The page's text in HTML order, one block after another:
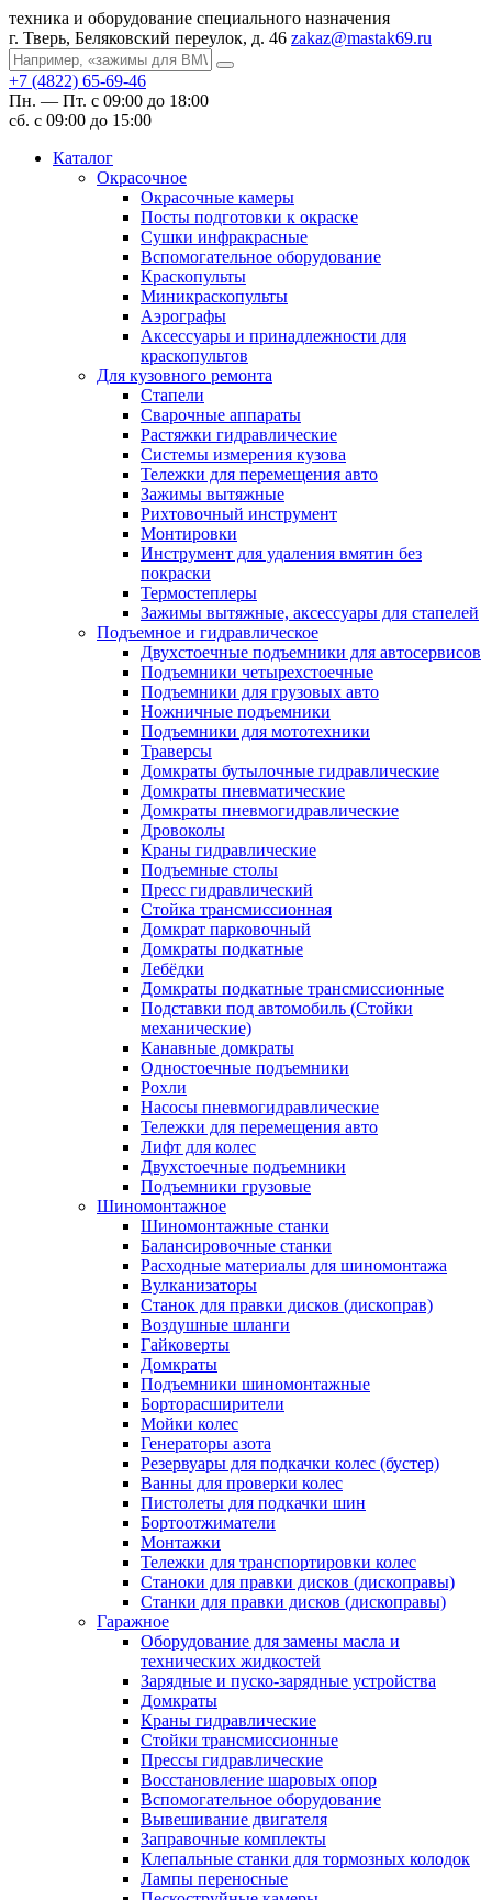
техника и оборудование специального назначения
г. Тверь, Беляковский переулок, д. 46 zakaz@mastak69.ru
+7 (4822) 65-69-46
Пн. — Пт. с 09:00 до 18:00
сб. с 09:00 до 15:00
Каталог
Окрасочное
Окрасочные камеры
Посты подготовки к окраске
Сушки инфракрасные
Вспомогательное оборудование
Краскопульты
Миникраскопульты
Аэрографы
Аксессуары и принадлежности для
краскопультов
Для кузовного ремонта
Стапели
Сварочные аппараты
Растяжки гидравлические
Системы измерения кузова
Тележки для перемещения авто
Зажимы вытяжные
Рихтовочный инструмент
Монтировки
Инструмент для удаления вмятин без
покраски
Термостеплеры
Зажимы вытяжные, аксессуары для стапелей
Подъемное и гидравлическое
Двухстоечные подъемники для автосервисов
Подъемники четырехстоечные
Подъемники для грузовых авто
Ножничные подъемники
Подъемники для мототехники
Траверсы
Домкраты бутылочные гидравлические
Домкраты пневматические
Домкраты пневмогидравлические
Дровоколы
Краны гидравлические
Подъемные столы
Пресс гидравлический
Стойка трансмиссионная
Домкрат парковочный
Домкраты подкатные
Лебёдки
Домкраты подкатные трансмиссионные
Подставки под автомобиль (Стойки
механические)
Канавные домкраты
Одностоечные подъемники
Рохли
Насосы пневмогидравлические
Тележки для перемещения авто
Лифт для колес
Двухстоечные подъемники
Подъемники грузовые
Шиномонтажное
Шиномонтажные станки
Балансировочные станки
Расходные материалы для шиномонтажа
Вулканизаторы
Станок для правки дисков (дископрав)
Воздушные шланги
Гайковерты
Домкраты
Подъемники шиномонтажные
Борторасширители
Мойки колес
Генераторы азота
Резервуары для подкачки колес (бустер)
Ванны для проверки колес
Пистолеты для подкачки шин
Бортоотжиматели
Монтажки
Тележки для транспортировки колес
Станоки для правки дисков (дископравы)
Станки для правки дисков (дископравы)
Гаражное
Оборудование для замены масла и
технических жидкостей
Зарядные и пуско-зарядные устройства
Домкраты
Краны гидравлические
Стойки трансмиссионные
Прессы гидравлические
Восстановление шаровых опор
Вспомогательное оборудование
Вывешивание двигателя
Заправочные комплекты
Клепальные станки для тормозных колодок
Лампы переносные